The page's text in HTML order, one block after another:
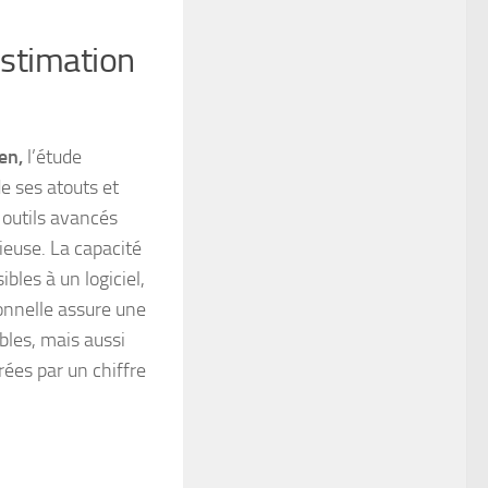
l’étude
ses atouts et
avancés
La capacité
à un logiciel,
assure une
mais aussi
par un chiffre